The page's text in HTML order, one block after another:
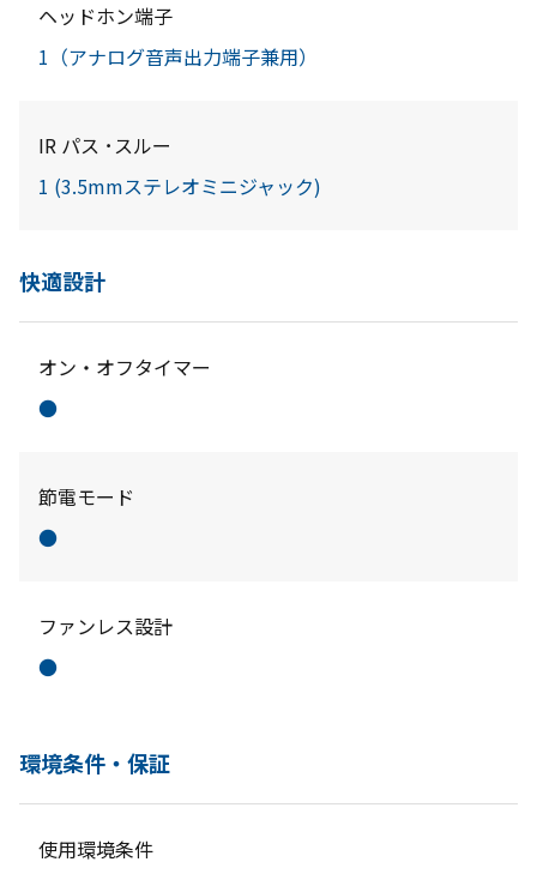
ヘッドホン端子
1（アナログ音声出力端子兼用）
IR パス ･スルー
1 (3.5mmステレオミニジャック)
快適設計
オン・オフタイマー
●
節電モード
●
ファンレス設計
●
環境条件・保証
使用環境条件